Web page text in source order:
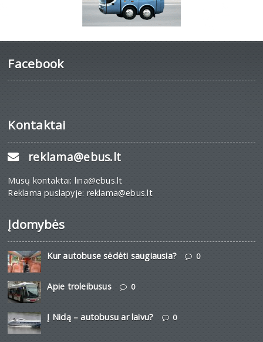
Facebook
Kontaktai
reklama@ebus.lt
Mūsų kontaktai: lina@ebus.lt
Reklama puslapyje: reklama@ebus.lt
Įdomybės
Kur autobuse sėdėti saugiausia? 0
Apie troleibusus 0
Į Nidą – autobusu ar laivu? 0